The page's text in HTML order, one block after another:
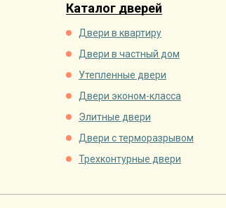
Каталог дверей
Двери в квартиру
Двери в частный дом
Утепленные двери
Двери эконом-класса
Элитные двери
Двери с терморазрывом
Трехконтурные двери